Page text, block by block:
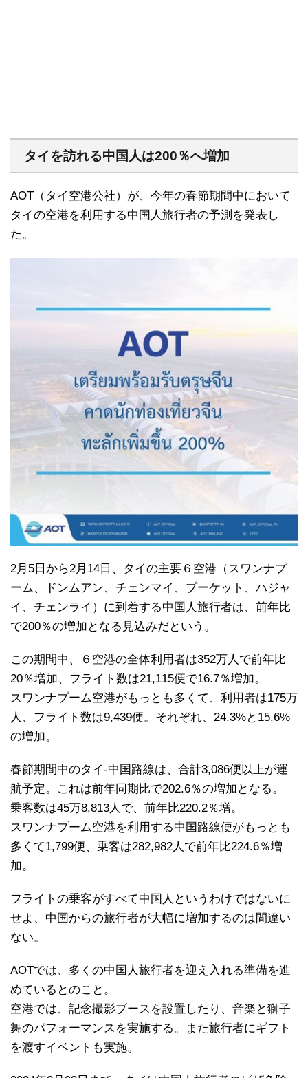
タイを訪れる中国人は200％へ増加
AOT（タイ空港公社）が、今年の春節期間中において
タイの空港を利用する中国人旅行者の予測を発表し
た。
2月5日から2月14日、タイの主要６空港（スワンナプ
ーム、ドンムアン、チェンマイ、プーケット、ハジャ
イ、チェンライ）に到着する中国人旅行者は、前年比
で200％の増加となる見込みだという。
この期間中、６空港の全体利用者は352万人で前年比
20％増加、フライト数は21,115便で16.7％増加。
スワンナプーム空港がもっとも多くて、利用者は175万
人、フライト数は9,439便。それぞれ、24.3%と15.6%
の増加。
春節期間中のタイ-中国路線は、合計3,086便以上が運
航予定。これは前年同期比で202.6％の増加となる。
乗客数は45万8,813人で、前年比220.2％増。
スワンナプーム空港を利用する中国路線便がもっとも
多くて1,799便、乗客は282,982人で前年比224.6％増
加。
フライトの乗客がすべて中国人というわけではないに
せよ、中国からの旅行者が大幅に増加するのは間違い
ない。
AOTでは、多くの中国人旅行者を迎え入れる準備を進
めているとのこと。
空港では、記念撮影ブースを設置したり、音楽と獅子
舞のパフォーマンスを実施する。また旅行者にギフト
を渡すイベントも実施。